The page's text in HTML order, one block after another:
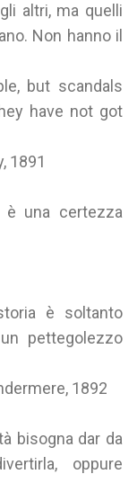
altri, ma quelli
Non hanno il
but scandals
have not got
1891
è una certezza
è soltanto
pettegolezzo
1892
bisogna dar da
oppure